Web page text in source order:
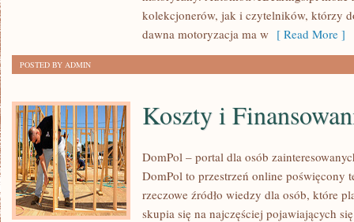
kolekcjonerów, jak i czytelników, którzy
dawna motoryzacja ma w [ Read More ]
POSTED BY ADMIN
Koszty i
DomPol – portal dla osób
DomPol to przestrzeń online poświęcony
rzeczowe źródło wiedzy dla osób, które
skupia się na najczęściej pojawiających